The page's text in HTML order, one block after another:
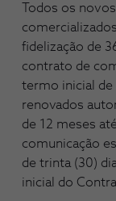
Todos os
fidelização de
contrato de
termo inicial
renovados
de 12 meses
comunicação
de trinta (30)
inicial do